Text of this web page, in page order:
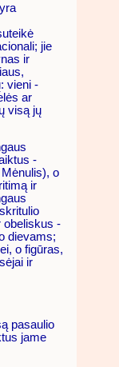
jie
ir
vieni -
ar
visą jų
-
o
ir
obeliskus -
dievams;
o figūras,
ir
pasaulio
jame